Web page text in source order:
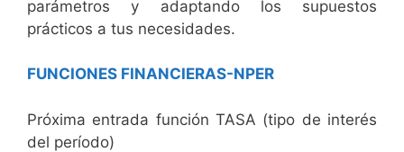
parámetros y adaptando los supuestos
prácticos a tus necesidades.
FUNCIONES FINANCIERAS-NPER
Próxima entrada función TASA (tipo de interés
del período)